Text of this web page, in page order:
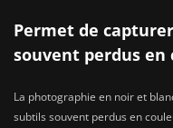
Permet de
souvent perdus en
La photographie en noir et
subtils souvent perdus en